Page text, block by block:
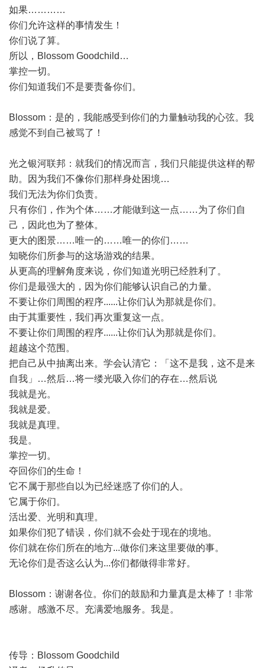
如果…………
你们允许这样的事情发生！
你们说了算。
所以，Blossom Goodchild…
掌控一切。
你们知道我们不是要责备你们。
Blossom：是的，我能感受到你们的力量触动我的心弦。我
感觉不到自己被骂了！
光之银河联邦：就我们的情况而言，我们只能提供这样的帮
助。因为我们不像你们那样身处困境…
我们无法为你们负责。
只有你们，作为个体……才能做到这一点……为了你们自
己，因此也为了整体。
更大的图景……唯一的……唯一的你们……
知晓你们所参与的这场游戏的结果。
从更高的理解角度来说，你们知道光明已经胜利了。
你们是最强大的，因为你们能够认识自己的力量。
不要让你们周围的程序......让你们认为那就是你们。
由于其重要性，我们再次重复这一点。
不要让你们周围的程序......让你们认为那就是你们。
超越这个范围。
把自己从中抽离出来。学会认清它：「这不是我，这不是来
自我」…然后…将一缕光吸入你们的存在…然后说
我就是光。
我就是爱。
我就是真理。
我是。
掌控一切。
夺回你们的生命！
它不属于那些自以为已经迷惑了你们的人。
它属于你们。
活出爱、光明和真理。
如果你们犯了错误，你们就不会处于现在的境地。
你们就在你们所在的地方...做你们来这里要做的事。
无论你们是否这么认为...你们都做得非常好。
Blossom：谢谢各位。你们的鼓励和力量真是太棒了！非常
感谢。感激不尽。充满爱地服务。我是。
传导：Blossom Goodchild